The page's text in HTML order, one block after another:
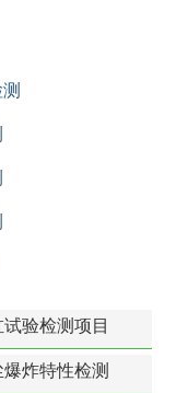
验检测项目
爆炸特性检测